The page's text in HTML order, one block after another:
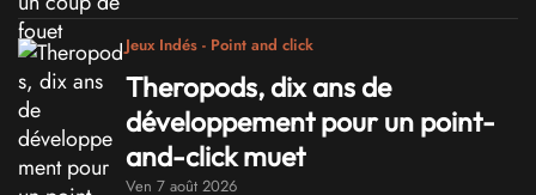
Jeux Indés - Point and click
Theropods, dix ans de
développement pour un point-
and-click muet
Ven 7 août 2026